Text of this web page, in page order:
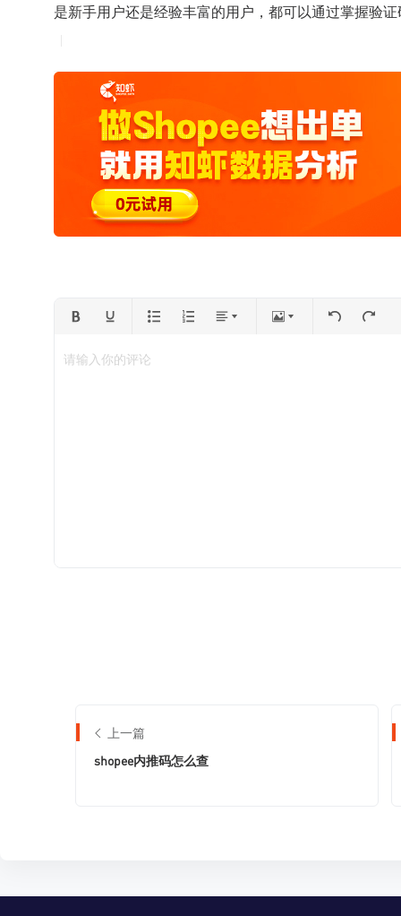
是新手用户还是经验丰富的用户，都可以通过掌握验
请输入你的评论
上一篇
shopee内推码怎么查